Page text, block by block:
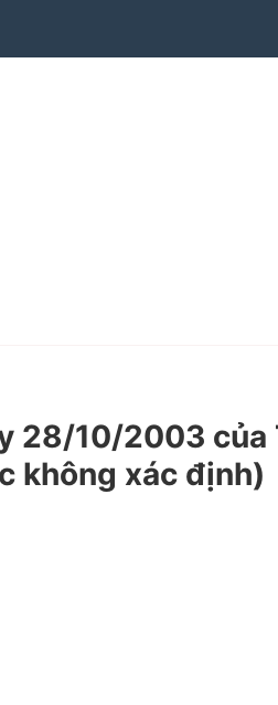
28/10/2003 của
không xác định)